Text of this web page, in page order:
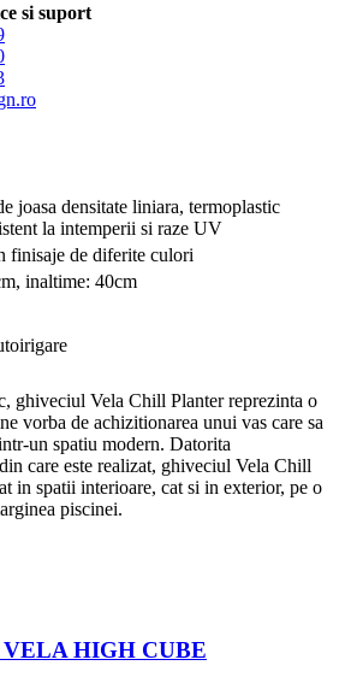
si suport
joasa densitate liniara, termoplastic
la intemperii si raze UV
finisaje de diferite culori
inaltime: 40cm
ghiveciul Vela Chill Planter reprezinta o
vorba de achizitionarea unui vas care sa
un spatiu modern. Datorita
care este realizat, ghiveciul Vela Chill
in spatii interioare, cat si in exterior, pe o
piscinei.
HIGH CUBE